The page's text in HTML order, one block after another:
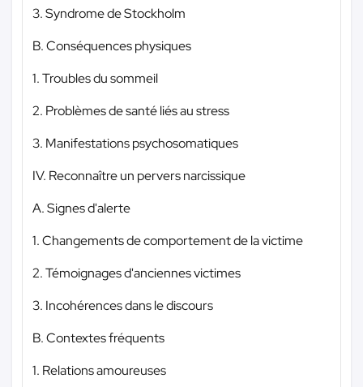
3. Syndrome de Stockholm
B. Conséquences physiques
1. Troubles du sommeil
2. Problèmes de santé liés au stress
3. Manifestations psychosomatiques
IV. Reconnaître un pervers narcissique
A. Signes d'alerte
1. Changements de comportement de la victime
2. Témoignages d'anciennes victimes
3. Incohérences dans le discours
B. Contextes fréquents
1. Relations amoureuses